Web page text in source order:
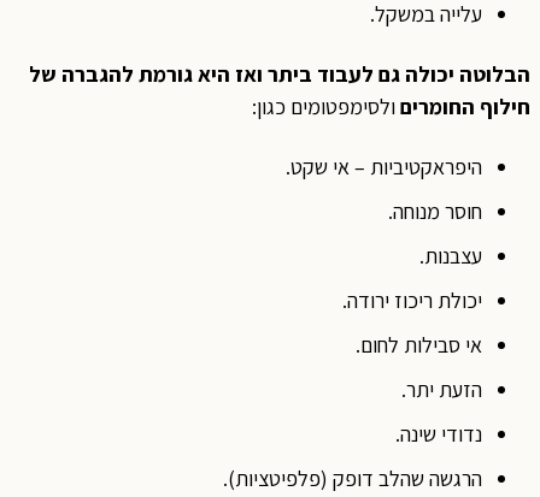
עלייה במשקל.
הבלוטה יכולה גם לעבוד ביתר ואז היא גורמת להגברה של
חילוף החומריםולסימפטומים כגון:
היפראקטיביות – אי שקט.
חוסר מנוחה.
עצבנות.
יכולת ריכוז ירודה.
אי סבילות לחום.
הזעת יתר.
נדודי שינה.
הרגשה שהלב דופק (פלפיטציות).